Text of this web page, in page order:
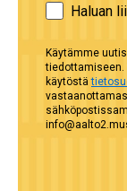
Haluan
Käytämme
tiedottamiseen.
käytöstä